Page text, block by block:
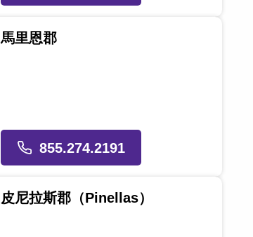
馬里恩郡
855.274.2191
皮尼拉斯郡（Pinellas）